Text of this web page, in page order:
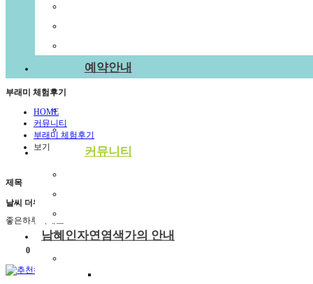
예약안내
1:1상담신청
커뮤니티
남혜인자연염색가의 안내
부래미 체험후기
HOME
커뮤니티
부래미 체험후기
보기
제목
날씨 더워지는데 건강 주의하세요
좋은하루되세요
0